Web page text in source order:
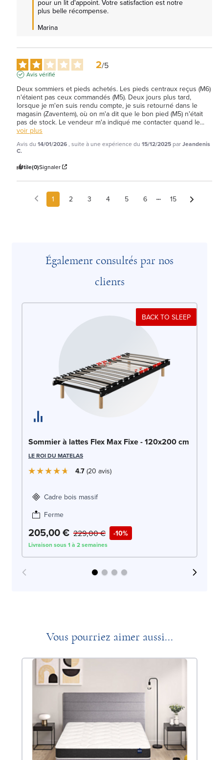
pour un lit d'appoint. Votre satisfaction est notre
plus belle récompense.
Marina
2/5
Avis vérifié
Deux sommiers et pieds achetés. Les pieds centraux reçus (M6)
n'étaient pas ceux commandés (M5). Deux jours plus tard,
lorsque je m'en suis rendu compte, je suis retourné dans le
magasin (Zaventem), où on m'a dit que le bon pied (M5) n'était
pas de stock. Le vendeur m'a indiqué me contacter quand le...
voir plus
Avis du 14/01/2026, suite à une expérience du 15/12/2025 parJeandenis
C.
Utile(0)Signaler
1 2 3 4 5 6 15
Également consultés par nos
clients
BACK TO SLEEP
Sommier à lattes Flex Max Fixe - 120x200 cm
LE ROI DU MATELAS
4.7 20 avis
Cadre bois massif
Ferme
205,00 € -10%
229,00 €
Livraison sous 1 à 2 semaines
Vous pourriez aimer aussi...